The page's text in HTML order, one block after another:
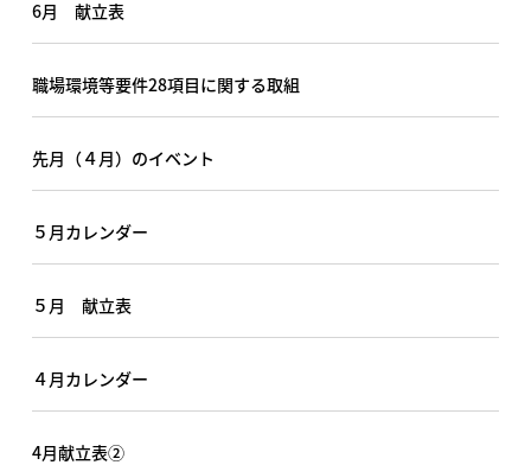
6月 献立表
職場環境等要件28項目に関する取組
先月（４月）のイベント
５月カレンダー
５月 献立表
４月カレンダー
4月献立表②